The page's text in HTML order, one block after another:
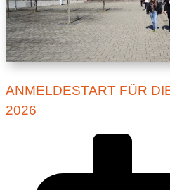
ANMELDESTART FÜR
2026